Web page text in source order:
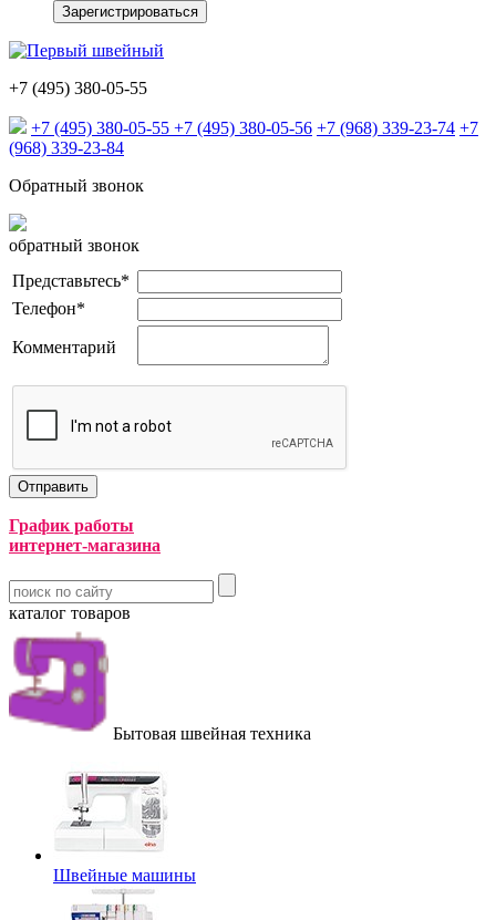
+7 (495) 380-05-55
+7 (495) 380-05-55 +7 (495) 380-05-56 +7 (968) 339-23-74 +7
(968) 339-23-84
Обратный звонок
обратный звонок
Представьтесь*
Телефон*
Комментарий
График работы
интернет-магазина
каталог товаров
Бытовая швейная техника
Швейные машины